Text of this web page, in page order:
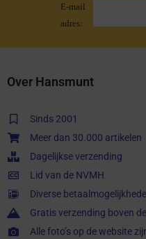
E-mail
adres:
Over Hansmunt
Sinds 2001
Meer dan 30.000 artikelen
Dagelijkse verzending
Lid van de NVMH
Diverse
Gratis verzending boven
Alle foto’s op de website